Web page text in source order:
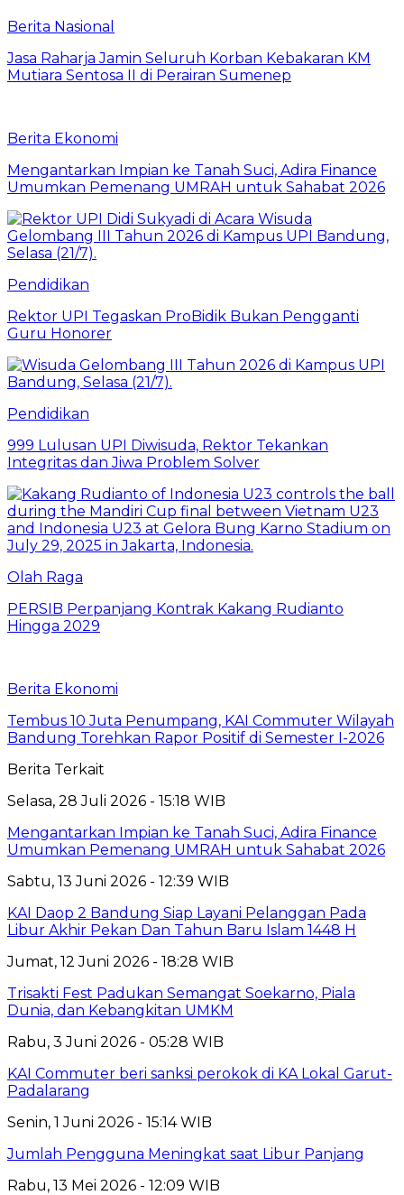
Berita Nasional
Jasa Raharja Jamin Seluruh Korban Kebakaran KM
Mutiara Sentosa II di Perairan Sumenep
Berita Ekonomi
Mengantarkan Impian ke Tanah Suci, Adira Finance
Umumkan Pemenang UMRAH untuk Sahabat 2026
Pendidikan
Rektor UPI Tegaskan ProBidik Bukan Pengganti
Guru Honorer
Pendidikan
999 Lulusan UPI Diwisuda, Rektor Tekankan
Integritas dan Jiwa Problem Solver
Olah Raga
PERSIB Perpanjang Kontrak Kakang Rudianto
Hingga 2029
Berita Ekonomi
Tembus 10 Juta Penumpang, KAI Commuter Wilayah
Bandung Torehkan Rapor Positif di Semester I-2026
Berita Terkait
Selasa, 28 Juli 2026 - 15:18 WIB
Mengantarkan Impian ke Tanah Suci, Adira Finance
Umumkan Pemenang UMRAH untuk Sahabat 2026
Sabtu, 13 Juni 2026 - 12:39 WIB
KAI Daop 2 Bandung Siap Layani Pelanggan Pada
Libur Akhir Pekan Dan Tahun Baru Islam 1448 H
Jumat, 12 Juni 2026 - 18:28 WIB
Trisakti Fest Padukan Semangat Soekarno, Piala
Dunia, dan Kebangkitan UMKM
Rabu, 3 Juni 2026 - 05:28 WIB
KAI Commuter beri sanksi perokok di KA Lokal Garut-
Padalarang
Senin, 1 Juni 2026 - 15:14 WIB
Jumlah Pengguna Meningkat saat Libur Panjang
Rabu, 13 Mei 2026 - 12:09 WIB